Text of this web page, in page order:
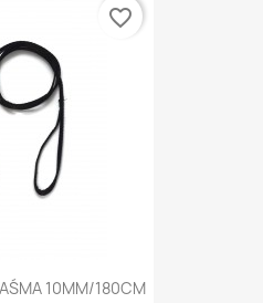
10MM/180CM
favorite_border